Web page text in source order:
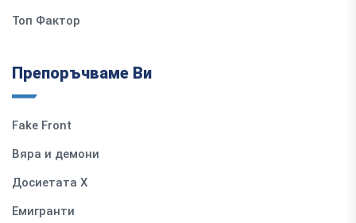
Топ Фактор
Препоръчваме Ви
Fake Front
Вяра и демони
Досиетата Х
Емигранти